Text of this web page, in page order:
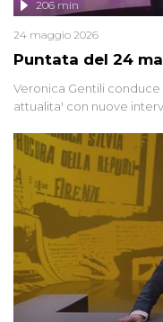
Puntata del 24
206 min
24 maggio 2026
Veronica Gentili
attualita' con nuove